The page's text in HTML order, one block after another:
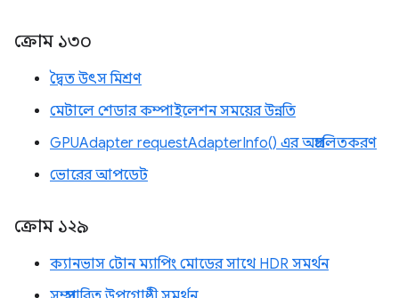
ক্রোম ১৩০
দ্বৈত উৎস মিশ্রণ
মেটালে শেডার কম্পাইলেশন সময়ের উন্নতি
GPUAdapter requestAdapterInfo() এর অপ্রচলিতকরণ
ভোরের আপডেট
ক্রোম ১২৯
ক্যানভাস টোন ম্যাপিং মোডের সাথে HDR সমর্থন